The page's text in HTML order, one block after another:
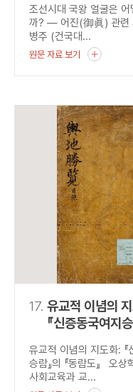
조선시대 국왕 얼굴은 어
까? ― 어진(御眞) 관
병주 (건국대...
원문 자료 보기
17. 유교적 이념의
『신증동국여지승
유교적 이념의 지도화: 『
승람』의 『동람도』 오
사회교육과 교...